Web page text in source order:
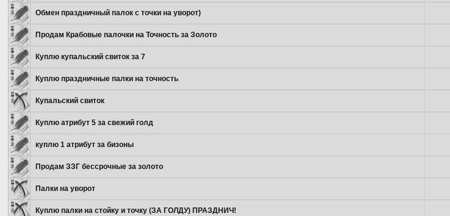
Обмен праздничный палок с точки на уворот)
Продам Крабовые палочки на Точность за Золото
Куплю купальский свиток за 7
Куплю праздничные палки на точность
Купальский свиток
Куплю атрибут 5 за свежий голд
куплю 1 атрибут за бизоны
Продам ЗЗГ бессрочные за золото
Палки на уворот
Куплю палки на стойку и точку (ЗА ГОЛДУ) ПРАЗДНИЧ!